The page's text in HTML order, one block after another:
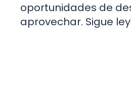
oportunidades de
aprovechar. Sigue